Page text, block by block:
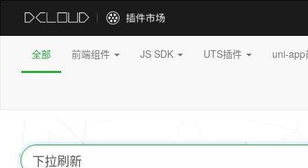
全部 前端组件 JS SDK UTS插件 uni-